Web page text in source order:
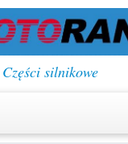
Części silnikowe